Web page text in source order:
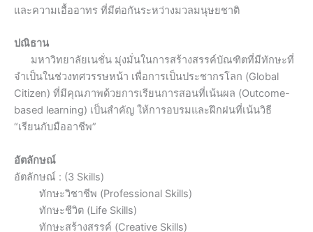
และความเอื้ออาทร ที่มีต่อกันระหว่างมวลมนุษยชาติ
ปณิธาน
มหาวิทยาลัยเนชั่น มุ่งมั่นในการสร้างสรรค์บัณฑิตที่มีทักษะที่
จำเป็นในช่วงทศวรรษหน้า เพื่อการเป็นประชากรโลก (Global
Citizen) ที่มีคุณภาพด้วยการเรียนการสอนที่เน้นผล (Outcome-
based learning) เป็นสำคัญ ให้การอบรมและฝึกฝนที่เน้นวิธี
“เรียนกับมืออาชีพ”
อัตลักษณ์
อัตลักษณ์ : (3 Skills)
ทักษะวิชาชีพ (Professional Skills)
ทักษะชีวิต (Life Skills)
ทักษะสร้างสรรค์ (Creative Skills)